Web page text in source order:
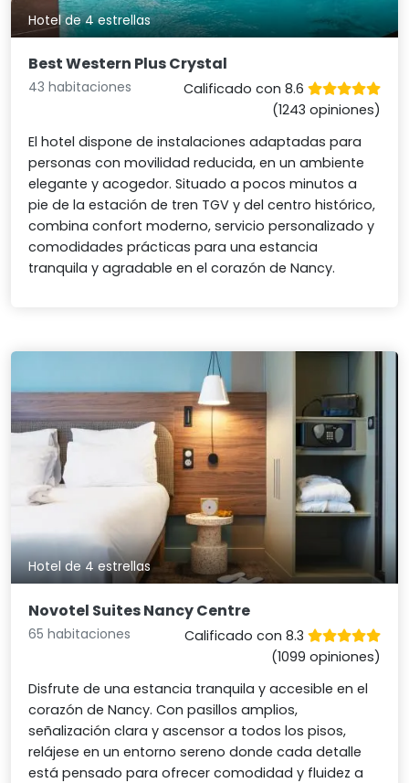
Hotel de 4 estrellas
Best Western Plus Crystal
43 habitaciones
Calificado con 8.6
(1243 opiniones)
El hotel dispone de instalaciones adaptadas para
personas con movilidad reducida, en un ambiente
elegante y acogedor. Situado a pocos minutos a
pie de la estación de tren TGV y del centro histórico,
combina confort moderno, servicio personalizado y
comodidades prácticas para una estancia
tranquila y agradable en el corazón de Nancy.
Hotel de 4 estrellas
Novotel Suites Nancy Centre
65 habitaciones
Calificado con 8.3
(1099 opiniones)
Disfrute de una estancia tranquila y accesible en el
corazón de Nancy. Con pasillos amplios,
señalización clara y ascensor a todos los pisos,
relájese en un entorno sereno donde cada detalle
está pensado para ofrecer comodidad y fluidez a